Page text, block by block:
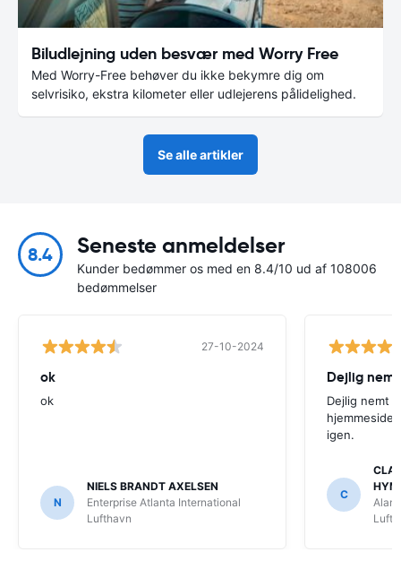
Biludlejning uden besvær med Worry Free
Med Worry-Free behøver du ikke bekymre dig om
selvrisiko, ekstra kilometer eller udlejerens pålidelighed.
Se alle artikler
8.4 Seneste anmeldelser
Kunder bedømmer os med en 8.4/10 ud af 108006
bedømmelser
27-10-2024
ok
ok
N
NIELS BRANDT AXELSEN
Enterprise Atlanta International
Lufthavn
Dejlig
Dejlig nemt
igen.
C